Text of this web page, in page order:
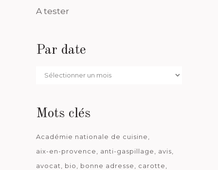
A tester
Par date
Par
Mots clés
Académie nationale de cuisine
aix-en-provence
anti-gaspillage
avis
avocat
bio bonne adresse
carotte